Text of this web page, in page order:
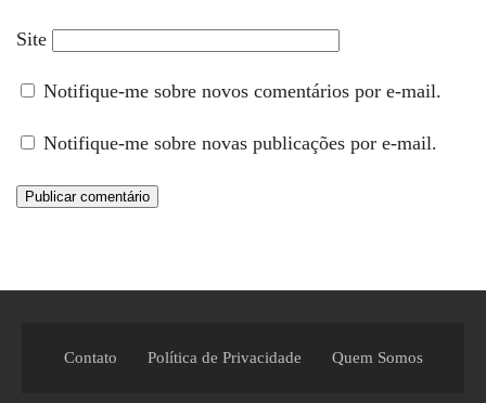
Site
Notifique-me sobre novos comentários por e-mail.
Notifique-me sobre novas publicações por e-mail.
Contato Política de Privacidade Quem Somos